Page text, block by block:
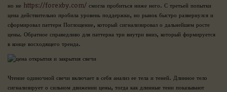
но не https://forexby.com/ смогла пробиться ниже него. С третьей попытки
цена действительно пробила уровень поддержки, но рынок быстро развернулся и
сформировал паттерн Поглощение, который сигнализировал о дальнейшем росте
цены. Обратное справедливо для паттерна три внутри вниз, который формируется
в конце восходящего тренда.
Чтение одиночной свечи включает в себя анализ ее тела и теней. Длинное тело
сигнализирует о сильном движении цены, тогда как длинные тени показывают